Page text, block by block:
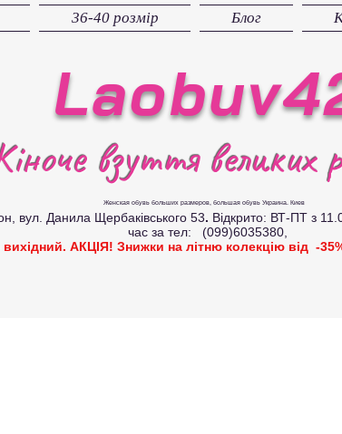
36-40 розмір Блог
взуття великих
Женская обувь больших размеров, большая обувь Украина. Киев
Данила Щербаківського 53. Відкрито: ВТ-ПТ з
час за тел: (099)6035380,
АКЦІЯ! Знижки на літню колекцію від -